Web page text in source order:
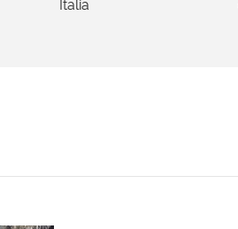
Italia